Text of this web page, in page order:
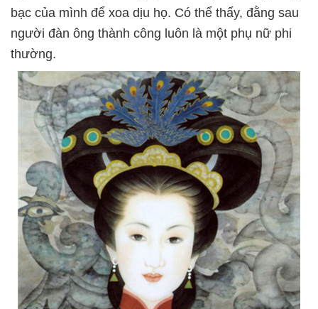
bạc của mình để xoa dịu họ. Có thể thấy, đằng sau
người đàn ông thành công luôn là một phụ nữ phi
thường.